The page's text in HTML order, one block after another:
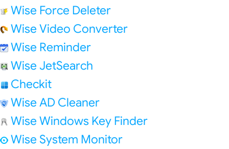
Wise Force Deleter
Wise Video Converter
Wise Reminder
Wise JetSearch
Checkit
Wise AD Cleaner
Wise Windows Key Finder
Wise System Monitor